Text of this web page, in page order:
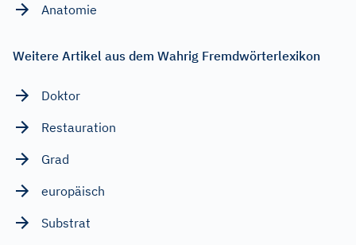
Anatomie
Weitere Artikel aus dem Wahrig Fremdwörterlexikon
Doktor
Restauration
Grad
europäisch
Substrat